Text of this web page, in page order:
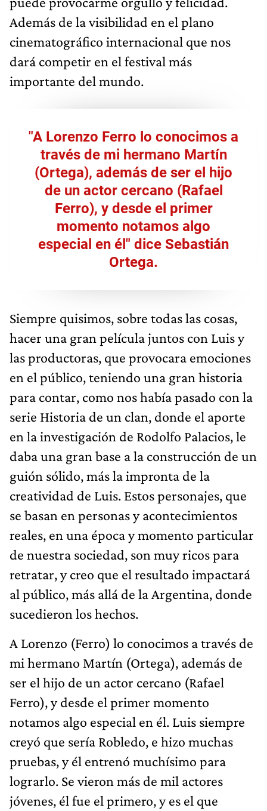
Además de la visibilidad en el plano
cinematográfico internacional que nos
dará competir en el festival más
importante del mundo.
"A Lorenzo Ferro lo conocimos a
través de mi hermano Martín
(Ortega), además de ser el hijo
de un actor cercano (Rafael
Ferro), y desde el primer
momento notamos algo
especial en él" dice Sebastián
Ortega.
Siempre quisimos, sobre todas las cosas,
hacer una gran película juntos con Luis y
las productoras, que provocara emociones
en el público, teniendo una gran historia
para contar, como nos había pasado con la
serie Historia de un clan, donde el aporte
en la investigación de Rodolfo Palacios, le
daba una gran base a la construcción de un
guión sólido, más la impronta de la
creatividad de Luis. Estos personajes, que
se basan en personas y acontecimientos
reales, en una época y momento particular
de nuestra sociedad, son muy ricos para
retratar, y creo que el resultado impactará
al público, más allá de la Argentina, donde
sucedieron los hechos.
A Lorenzo (Ferro) lo conocimos a través de
mi hermano Martín (Ortega), además de
ser el hijo de un actor cercano (Rafael
Ferro), y desde el primer momento
notamos algo especial en él. Luis siempre
creyó que sería Robledo, e hizo muchas
pruebas, y él entrenó muchísimo para
lograrlo. Se vieron más de mil actores
jóvenes, él fue el primero, y es el que